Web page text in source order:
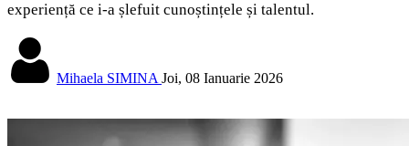
experiență ce i-a șlefuit cunoștințele și talentul.
Mihaela SIMINA Joi, 08 Ianuarie 2026